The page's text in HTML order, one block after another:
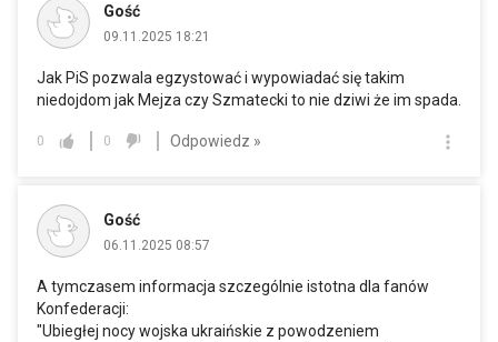
Gość
09.11.2025 18:21
Jak PiS pozwala egzystować i wypowiadać się takim
niedojdom jak Mejza czy Szmatecki to nie dziwi że im spada.
0 0 Odpowiedz »
Gość
06.11.2025 08:57
A tymczasem informacja szczególnie istotna dla fanów
Konfederacji:
"Ubiegłej nocy wojska ukraińskie z powodzeniem